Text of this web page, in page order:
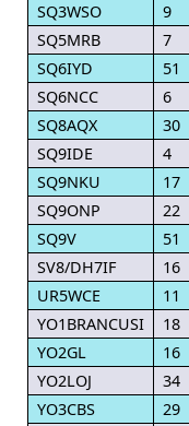
SQ3WSO
9
SQ5MRB
7
SQ6IYD
51
SQ6NCC
6
SQ8AQX
30
SQ9IDE
4
SQ9NKU
17
SQ9ONP
22
SQ9V
51
SV8/DH7IF
16
UR5WCE
11
YO1BRANCUSI
18
YO2GL
16
YO2LOJ
34
YO3CBS
29